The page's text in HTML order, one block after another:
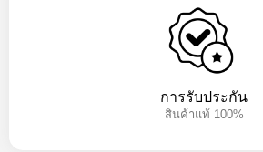
การรับประกัน
สินค้าแท้ 100%